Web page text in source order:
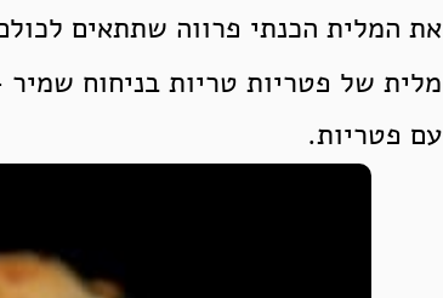
את המלית הכנתי פרווה שתתאים
מלית של פטריות טריות בניחוח
עם פטריות.